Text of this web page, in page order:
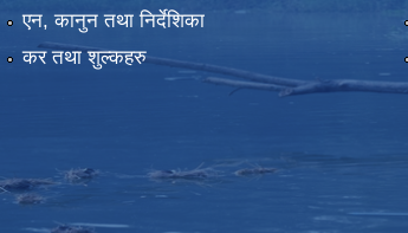
एन, कानुन तथा निर्देशिका
कर तथा शुल्कहरु